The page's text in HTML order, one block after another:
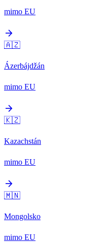
mimo EU
arrow_forward
🇦🇿
Ázerbájdžán
mimo EU
arrow_forward
🇰🇿
Kazachstán
mimo EU
arrow_forward
🇲🇳
Mongolsko
mimo EU